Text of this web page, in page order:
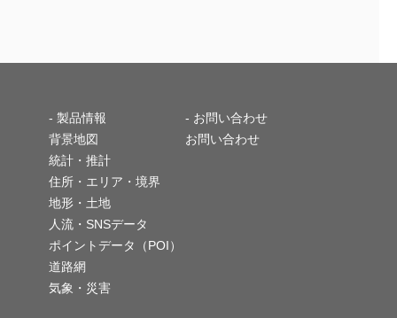
- 製品情報
背景地図
統計・推計
住所・エリア・境界
地形・土地
人流・SNSデータ
ポイントデータ（POI）
道路網
気象・災害
- お問い合わせ
お問い合わせ